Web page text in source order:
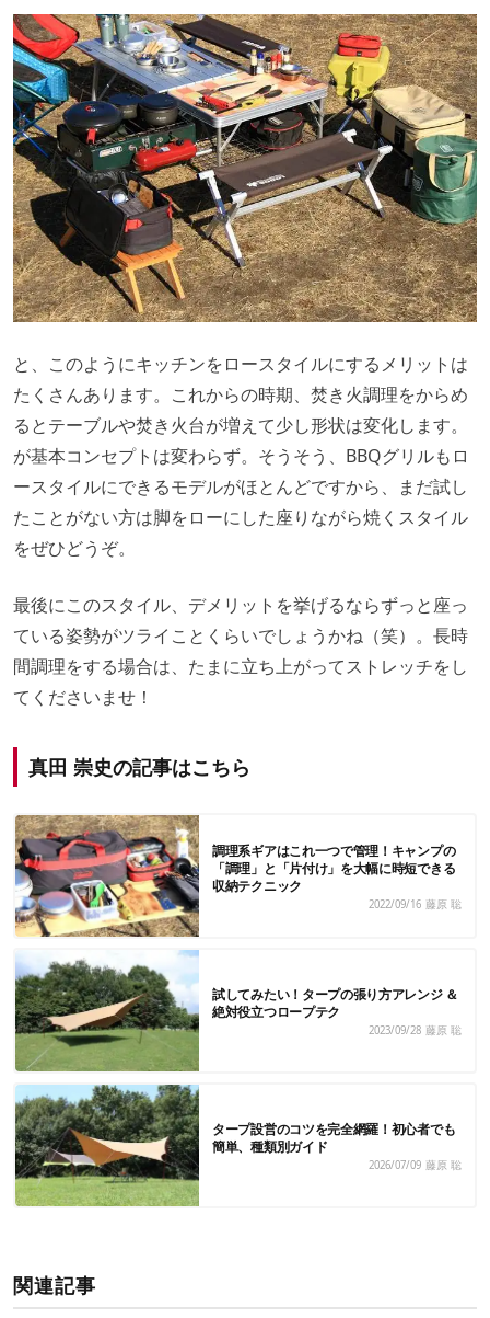
と、このようにキッチンをロースタイルにするメリットは
たくさんあります。これからの時期、焚き火調理をからめ
るとテーブルや焚き火台が増えて少し形状は変化します。
が基本コンセプトは変わらず。そうそう、BBQグリルもロ
ースタイルにできるモデルがほとんどですから、まだ試し
たことがない方は脚をローにした座りながら焼くスタイル
をぜひどうぞ。
最後にこのスタイル、デメリットを挙げるならずっと座っ
ている姿勢がツライことくらいでしょうかね（笑）。長時
間調理をする場合は、たまに立ち上がってストレッチをし
てくださいませ！
真田 崇史の記事はこちら
調理系ギアはこれ一つで管理！キャンプの
「調理」と「片付け」を大幅に時短できる
収納テクニック
2022/09/16 藤原 聡
試してみたい！タープの張り方アレンジ ＆
絶対役立つロープテク
2023/09/28 藤原 聡
タープ設営のコツを完全網羅！初心者でも
簡単、種類別ガイド
2026/07/09 藤原 聡
関連記事